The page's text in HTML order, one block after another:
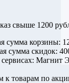
свыше 1200
сумма корзины:
сумма скидок:
Магнит
к товарам по